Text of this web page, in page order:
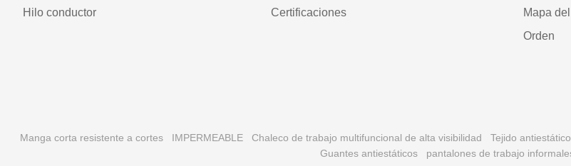
Hilo conductor
Certificaciones
Mapa
Orden
Manga corta resistente a cortes IMPERMEABLE Chaleco de trabajo multifuncional de alta visibilidad Tejido antiestático
Guantes antiestáticos
pantalones de trabajo